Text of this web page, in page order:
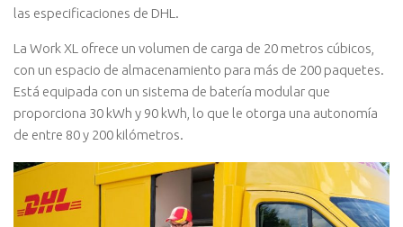
las especificaciones de DHL.
La Work XL ofrece un volumen de carga de 20 metros cúbicos,
con un espacio de almacenamiento para más de 200 paquetes.
Está equipada con un sistema de batería modular que
proporciona 30 kWh y 90 kWh, lo que le otorga una autonomía
de entre 80 y 200 kilómetros.